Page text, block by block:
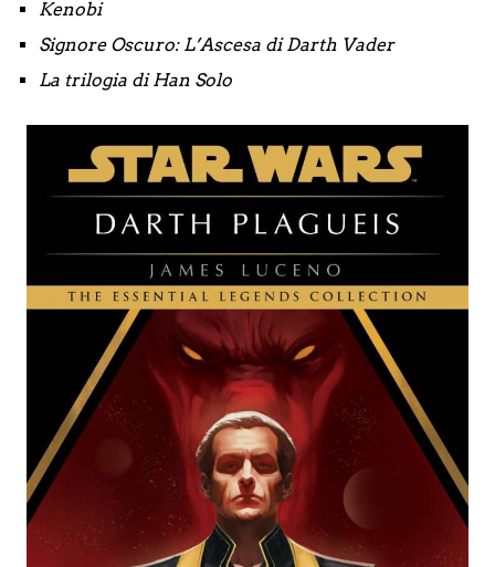
Kenobi
Signore Oscuro: L’Ascesa di Darth Vader
La trilogia di Han Solo